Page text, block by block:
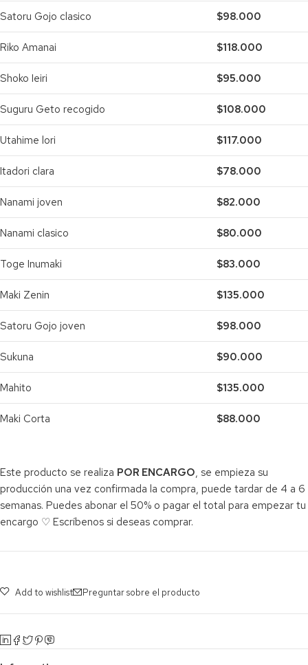
Satoru Gojo clasico $98.000
Riko Amanai $118.000
Shoko Ieiri $95.000
Suguru Geto recogido $108.000
Utahime lori $117.000
Itadori clara $78.000
Nanami joven $82.000
Nanami clasico $80.000
Toge Inumaki $83.000
Maki Zenin $135.000
Satoru Gojo joven $98.000
Sukuna $90.000
Mahito $135.000
Maki Corta $88.000
Este producto se realiza POR ENCARGO, se empieza su
producción una vez confirmada la compra, puede tardar de 4 a 6
semanas. Puedes abonar el 50% o pagar el total para empezar tu
encargo ♡ Escríbenos si deseas comprar.
Add to wishlist Preguntar sobre el producto